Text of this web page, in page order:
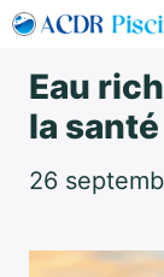
Aller
contenu
Eau
la
26